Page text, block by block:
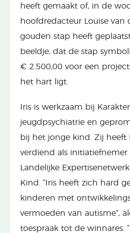
heeft gemaakt of, in de
hoofdredacteur Louise van
gouden stap heeft
beeldje, dat de stap
€ 2.500,00 voor een
het hart ligt.
Iris is werkzaam bij
jeugdpsychiatrie en
bij het jonge kind. Zij heeft
verdiend als
Landelijke
Kind. “Iris heeft zich hard
kinderen met
vermoeden van autisme”,
toespraak tot de winnares.